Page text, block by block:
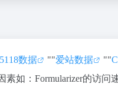
5118数据 ""爱站数据 ""
如：Formularizer的访问